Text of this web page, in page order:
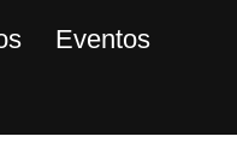
Eventos